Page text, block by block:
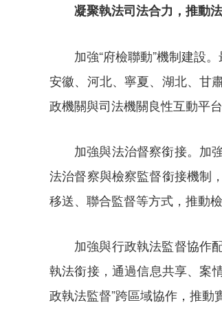
凝聚執法司法合力，推動
加強“府檢聯動”機制建設
安徽、河北、寧夏、湖北、甘
政機關與司法機關良性互動平
加強與法治督察銜接。加
法治督察與檢察監督銜接機制
移送、聯合監督等方式，推動
加強與行政執法監督協作
執法銜接，通過信息共享、案
政執法監督”跨區域協作，推動